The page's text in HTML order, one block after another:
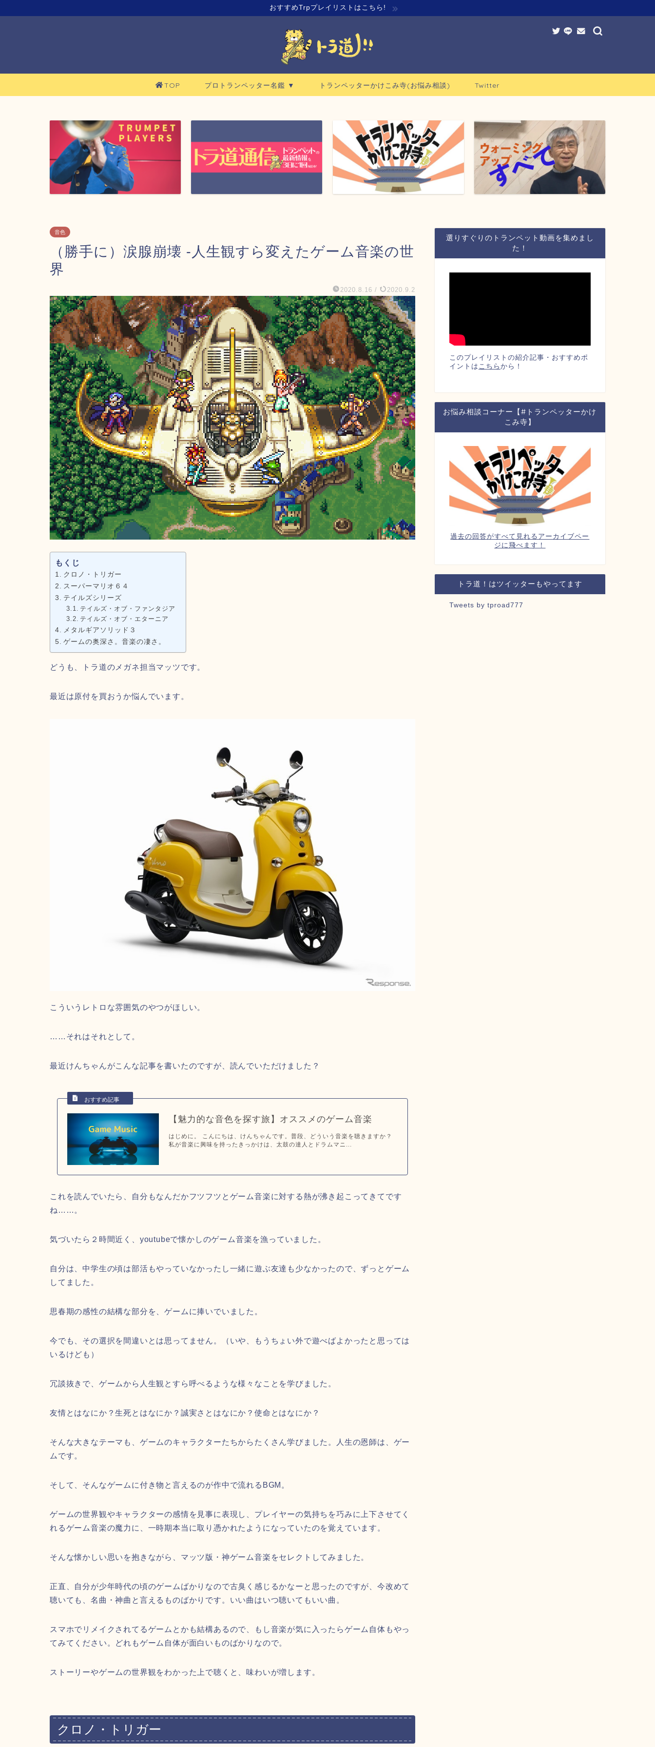
おすすめTrpプレイリストはこちら!
TOP プロトランペッター名鑑 ▼ トランペッターかけこみ寺(お悩み相談) Twitter
音色
（勝手に）涙腺崩壊 -人生観すら変えたゲーム音楽の世
界
2020.8.16 / 2020.9.2
もくじ
クロノ・トリガー
スーパーマリオ６４
テイルズシリーズ
テイルズ・オブ・ファンタジア
テイルズ・オブ・エターニア
メタルギアソリッド３
ゲームの奥深さ。音楽の凄さ。
どうも、トラ道のメガネ担当マッツです。
最近は原付を買おうか悩んでいます。
こういうレトロな雰囲気のやつがほしい。
……それはそれとして。
最近けんちゃんがこんな記事を書いたのですが、読んでいただけました？
【魅力的な音色を探す旅】オススメのゲーム音楽
はじめに。 こんにちは、けんちゃんです。普段、どういう音楽を聴きますか？
私が音楽に興味を持ったきっかけは、太鼓の達人とドラムマニ...
これを読んでいたら、自分もなんだかフツフツとゲーム音楽に対する熱が沸き起こってきてです
ね……。
気づいたら２時間近く、youtubeで懐かしのゲーム音楽を漁っていました。
自分は、中学生の頃は部活もやっていなかったし一緒に遊ぶ友達も少なかったので、ずっとゲーム
してました。
思春期の感性の結構な部分を、ゲームに捧いでいました。
今でも、その選択を間違いとは思ってません。（いや、もうちょい外で遊べばよかったと思っては
いるけども）
冗談抜きで、ゲームから人生観とすら呼べるような様々なことを学びました。
友情とはなにか？生死とはなにか？誠実さとはなにか？使命とはなにか？
そんな大きなテーマも、ゲームのキャラクターたちからたくさん学びました。人生の恩師は、ゲー
ムです。
そして、そんなゲームに付き物と言えるのが作中で流れるBGM。
ゲームの世界観やキャラクターの感情を見事に表現し、プレイヤーの気持ちを巧みに上下させてく
れるゲーム音楽の魔力に、一時期本当に取り憑かれたようになっていたのを覚えています。
そんな懐かしい思いを抱きながら、マッツ版・神ゲーム音楽をセレクトしてみました。
正直、自分が少年時代の頃のゲームばかりなので古臭く感じるかなーと思ったのですが、今改めて
聴いても、名曲・神曲と言えるものばかりです。いい曲はいつ聴いてもいい曲。
スマホでリメイクされてるゲームとかも結構あるので、もし音楽が気に入ったらゲーム自体もやっ
てみてください。どれもゲーム自体が面白いものばかりなので。
ストーリーやゲームの世界観をわかった上で聴くと、味わいが増します。
クロノ・トリガー
選りすぐりのトランペット動画を集めまし
た！
このプレイリストの紹介記事・おすすめポ
イントは こちら から！
お悩み相談コーナー【#トランペッターかけ
こみ寺】
過去の回答がすべて見れるアーカイブペー
ジに飛べます！
トラ道！はツイッターもやってます
Tweets by tproad777